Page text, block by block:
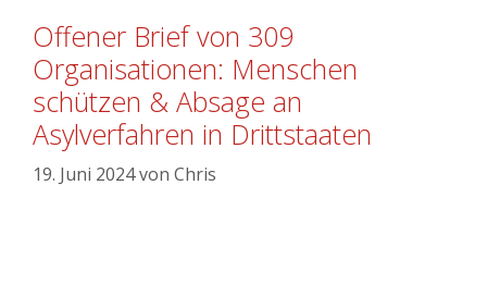
Offener Brief von 309
Organisationen: Menschen
schützen & Absage an
Asylverfahren in Drittstaaten
19. Juni 2024von Chris